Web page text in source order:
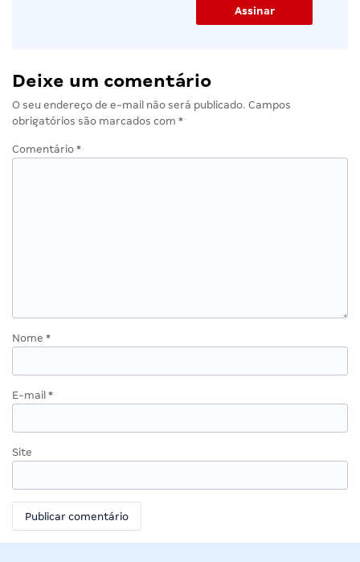
Deixe um comentário
O seu endereço de e-mail não será publicado. Campos
obrigatórios são marcados com *
Comentário *
Nome *
E-mail *
Site